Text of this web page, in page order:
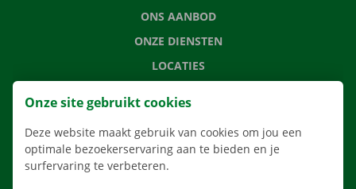
ONS AANBOD
ONZE DIENSTEN
LOCATIES
Onze site gebruikt cookies
Deze website maakt gebruik van cookies om jou een
optimale bezoekerservaring aan te bieden en je
surfervaring te verbeteren.